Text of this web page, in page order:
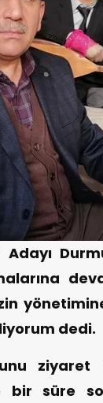
dedi.
ziyaret
bir süre